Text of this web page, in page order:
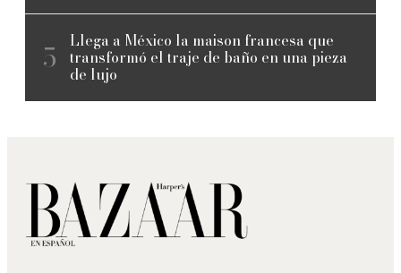
Llega a México la maison francesa que
transformó el traje de baño en una pieza
de lujo